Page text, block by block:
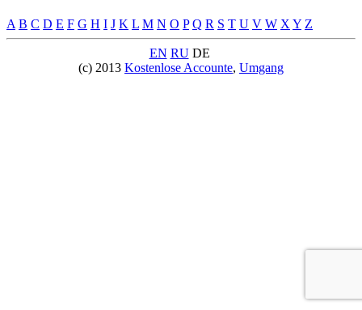
A B C D E F G H I J K L M N O P Q R S T U V W X Y Z
EN RUDE
(c) 2013 Kostenlose Accounte, Umgang